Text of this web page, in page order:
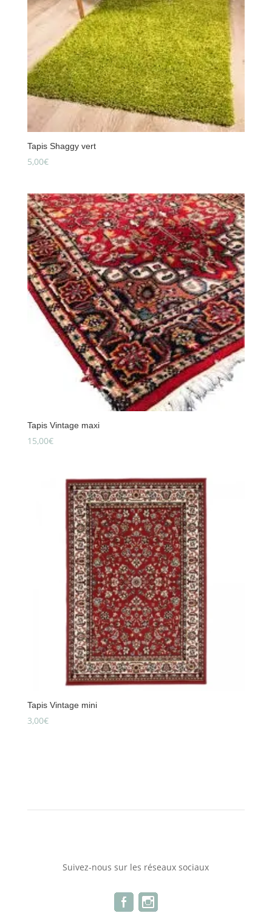
Tapis Shaggy vert
5,00€
Tapis Vintage maxi
15,00€
Tapis Vintage mini
3,00€
Suivez-nous sur les réseaux sociaux